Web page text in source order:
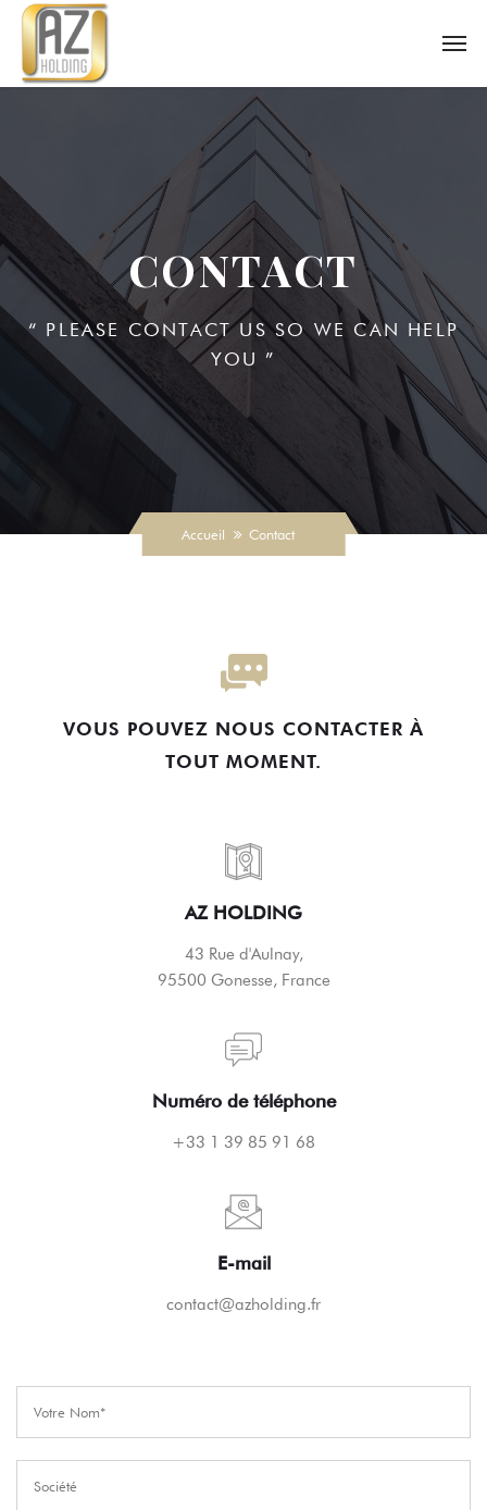
CONTACT
“ PLEASE CONTACT US SO WE CAN HELP
YOU ”
Accueil Contact
VOUS POUVEZ NOUS CONTACTER À
TOUT MOMENT.
AZ HOLDING
43 Rue d'Aulnay,
95500 Gonesse, France
Numéro de téléphone
+33 1 39 85 91 68
E-mail
contact@azholding.fr